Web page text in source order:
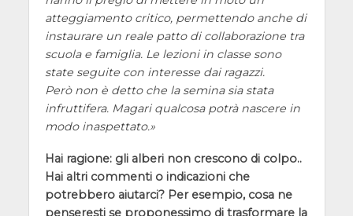
atteggiamento critico, permettendo anche di
instaurare un reale patto di collaborazione tra
scuola e famiglia. Le lezioni in classe sono
state seguite con interesse dai ragazzi.
Però non è detto che la semina sia stata
infruttifera. Magari qualcosa potrà nascere in
modo inaspettato.
Hai ragione: gli alberi non crescono di colpo..
Hai altri commenti o indicazioni che
potrebbero aiutarci? Per esempio, cosa ne
penseresti se proponessimo di trasformare la